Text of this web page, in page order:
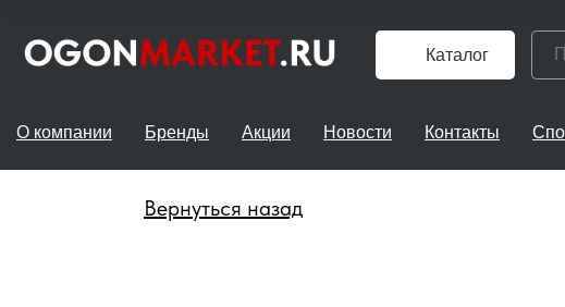
Каталог
О компании Бренды Акции Новости Контакты
Вернуться назад